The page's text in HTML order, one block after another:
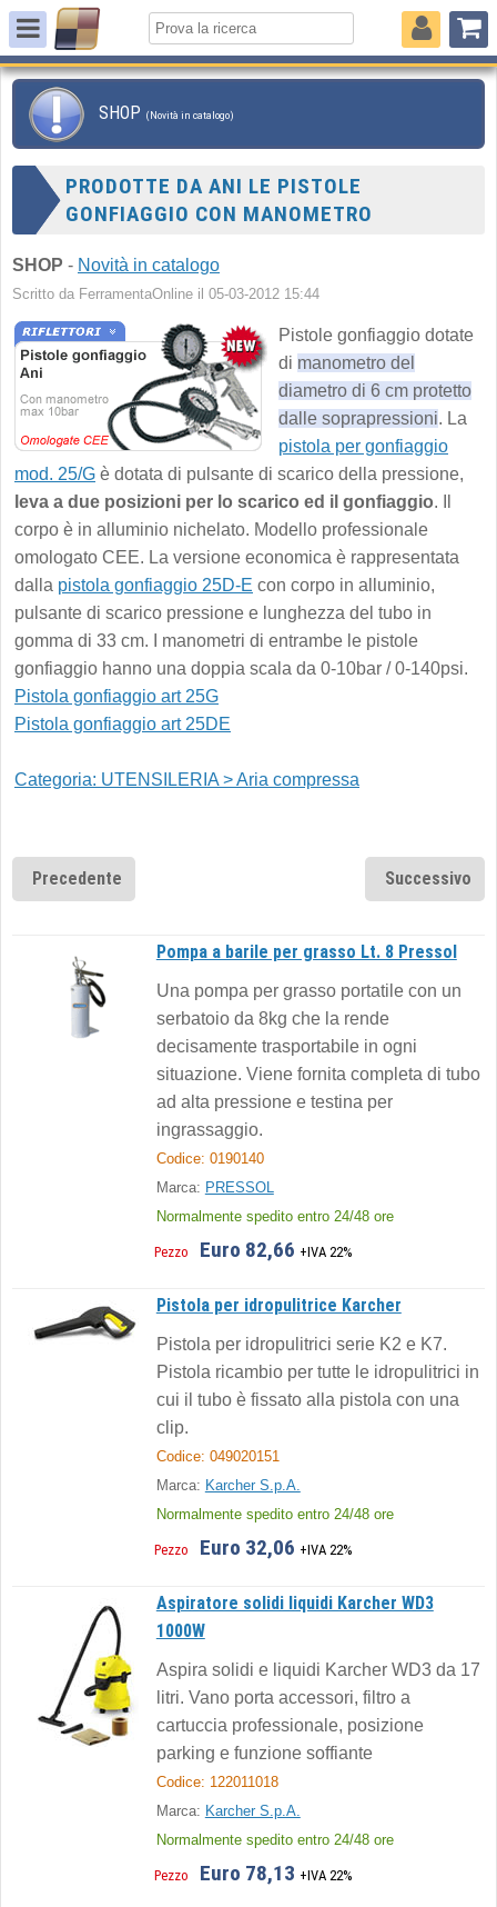
SHOP (Novità in catalogo)
PRODOTTE DA ANI LE PISTOLE
GONFIAGGIO CON MANOMETRO
SHOP - Novità in catalogo
Scritto da FerramentaOnline il 05-03-2012 15:44
Pistole gonfiaggio dotate
di manometro del
diametro di 6 cm protetto
dalle soprapressioni. La
pistola per gonfiaggio
mod. 25/G è dotata di pulsante di scarico della pressione,
leva a due posizioni per lo scarico ed il gonfiaggio. Il
corpo è in alluminio nichelato. Modello professionale
omologato CEE. La versione economica è rappresentata
dalla pistola gonfiaggio 25D-E con corpo in alluminio,
pulsante di scarico pressione e lunghezza del tubo in
gomma di 33 cm. I manometri di entrambe le pistole
gonfiaggio hanno una doppia scala da 0-10bar / 0-140psi.
Pistola gonfiaggio art 25G
Pistola gonfiaggio art 25DE
Categoria: UTENSILERIA > Aria compressa
Precedente Successivo
Pompa a barile per grasso Lt. 8 Pressol
Una pompa per grasso portatile con un
serbatoio da 8kg che la rende
decisamente trasportabile in ogni
situazione. Viene fornita completa di tubo
ad alta pressione e testina per
ingrassaggio.
Codice: 0190140
Marca: PRESSOL
Normalmente spedito entro 24/48 ore
Pezzo Euro 82,66 +IVA 22%
Pistola per idropulitrice Karcher
Pistola per idropulitrici serie K2 e K7.
Pistola ricambio per tutte le idropulitrici in
cui il tubo è fissato alla pistola con una
clip.
Codice: 049020151
Marca: Karcher S.p.A.
Normalmente spedito entro 24/48 ore
Pezzo Euro 32,06 +IVA 22%
Aspiratore solidi liquidi Karcher WD3
1000W
Aspira solidi e liquidi Karcher WD3 da 17
litri. Vano porta accessori, filtro a
cartuccia professionale, posizione
parking e funzione soffiante
Codice: 122011018
Marca: Karcher S.p.A.
Normalmente spedito entro 24/48 ore
Pezzo Euro 78,13 +IVA 22%